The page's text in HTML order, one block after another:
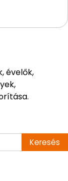
évelők,